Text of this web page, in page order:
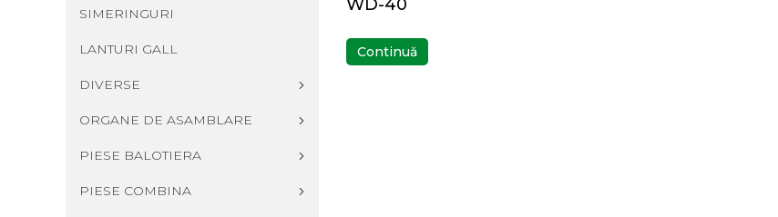
SIMERINGURI
LANTURI GALL
DIVERSE
ORGANE DE ASAMBLARE
PIESE BALOTIERA
PIESE COMBINA
WD-40
Continuă